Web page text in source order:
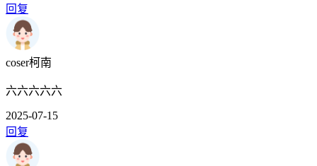
回复
coser柯南
六六六六六
2025-07-15
回复